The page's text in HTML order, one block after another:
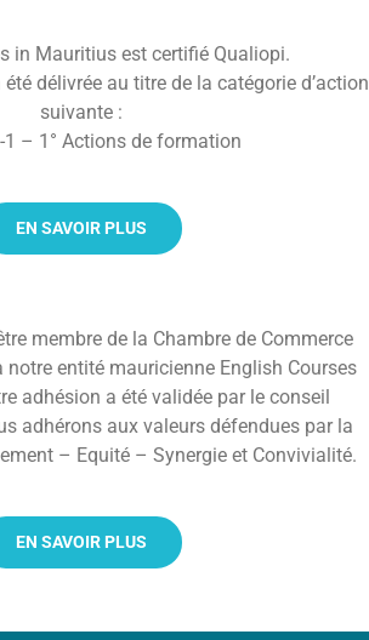
in Mauritius est certifié Qualiopi.
délivrée au titre de la catégorie d’action
suivante :
– 1° Actions de formation
EN SAVOIR PLUS
membre de la Chambre de Commerce
entité mauricienne English Courses
adhésion a été validée par le conseil
adhérons aux valeurs défendues par la
– Equité – Synergie et Convivialité.
EN SAVOIR PLUS